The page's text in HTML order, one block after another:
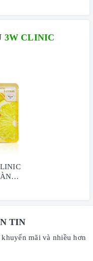
3W CLINIC
SÁNG
TIN
mãi và nhiều hơn